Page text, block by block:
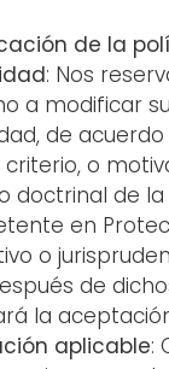
de la
: Nos
a modificar
de
o
doctrinal de la
en
o
de
la
aplicable: